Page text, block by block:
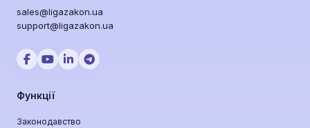
sales@ligazakon.ua
support@ligazakon.ua
Функції
Законодавство